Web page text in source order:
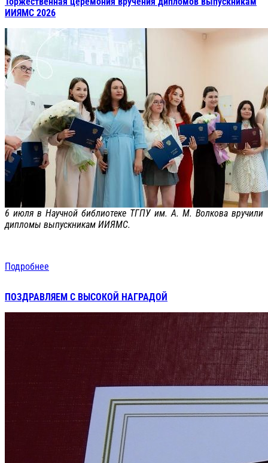
ИИЯМС 2026
6 июля в Научной библиотеке ТГПУ им. А. М. Волкова вручили
дипломы выпускникам ИИЯМС.
Подробнее
ПОЗДРАВЛЯЕМ С ВЫСОКОЙ НАГРАДОЙ